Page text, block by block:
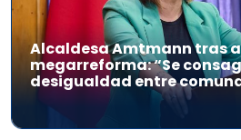
Alcaldesa Amtmann tras
megarreforma: “Se
desigualdad entre